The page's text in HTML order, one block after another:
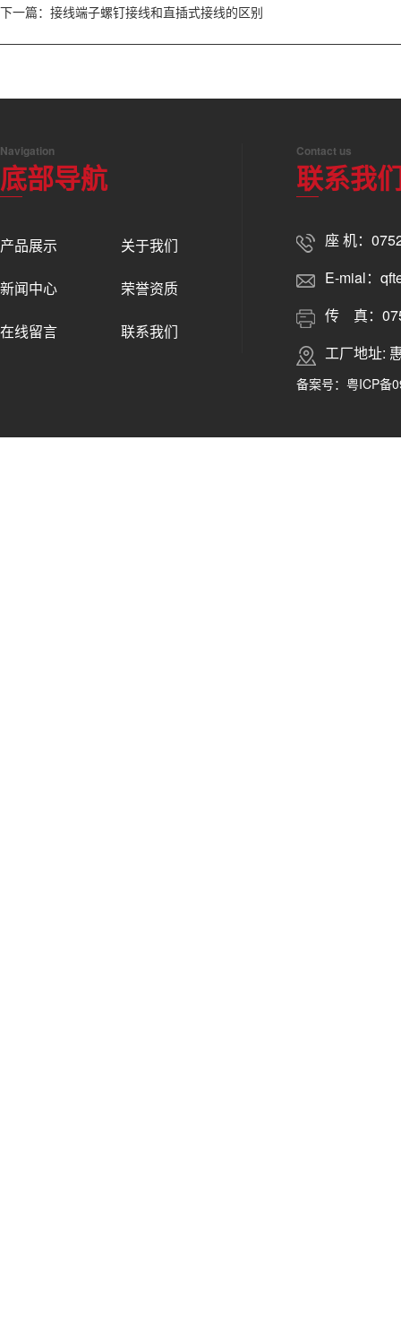
下一篇： 接线端子螺钉接线和直插式接线的区别
Navigation
底部导航
产品展示 关于我们
新闻中心 荣誉资质
在线留言 联系我们
Contact us
联系我
座 机：
E-mial：
传 真：
工厂地址:
备案号： 粤ICP备